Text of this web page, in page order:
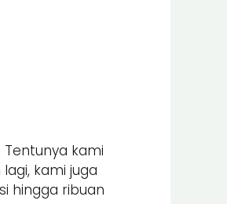
kami
kami juga
hingga ribuan